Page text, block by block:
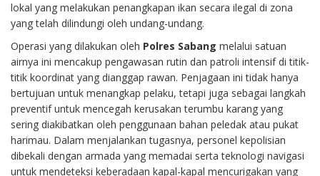
lokal yang melakukan penangkapan ikan secara ilegal di zona
yang telah dilindungi oleh undang-undang.
Operasi yang dilakukan oleh Polres Sabang melalui satuan
airnya ini mencakup pengawasan rutin dan patroli intensif di titik-
titik koordinat yang dianggap rawan. Penjagaan ini tidak hanya
bertujuan untuk menangkap pelaku, tetapi juga sebagai langkah
preventif untuk mencegah kerusakan terumbu karang yang
sering diakibatkan oleh penggunaan bahan peledak atau pukat
harimau. Dalam menjalankan tugasnya, personel kepolisian
dibekali dengan armada yang memadai serta teknologi navigasi
untuk mendeteksi keberadaan kapal-kapal mencurigakan yang